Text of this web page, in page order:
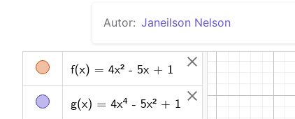
Autor: Janeilson Nelson